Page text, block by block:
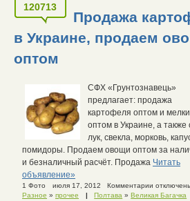
120713
Продажа
в Украине, продаем
оптом
СФХ «Грунтознавець»
предлагает: продажа
картофеля оптом и
оптом в Украине, а также
лук, свекла, морковь,
помидоры. Продаем овощи оптом за
и безналичный расчёт. Продажа Читать
объявление»
1 Фото июля 17, 2012
Комментарии
Разное » прочее | Полтава »Великая Багачка